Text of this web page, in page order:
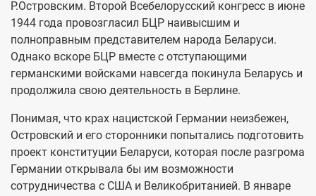
Р.Островским. Второй Всебелорусский конгресс в июне
1944 года провозгласил БЦР наивысшим и
полноправным представителем народа Беларуси.
Однако вскоре БЦР вместе с отступающими
германскими войсками навсегда покинула Беларусь и
продолжила свою деятельность в Берлине.
Понимая, что крах нацистской Германии неизбежен,
Островский и его сторонники попытались подготовить
проект конституции Беларуси, которая после разгрома
Германии открывала бы им возможности
сотрудничества с США и Великобританией. В январе